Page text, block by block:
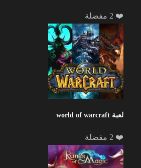
❤️ 2 مفضلة
لعبة world of warcraft
❤️ 2 مفضلة